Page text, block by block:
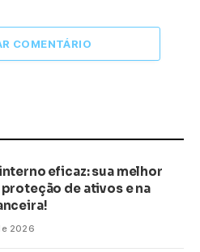
COMENTÁRIO
eficaz: sua melhor
proteção de ativos e na
2026